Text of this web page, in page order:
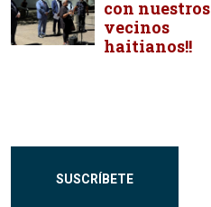
con nuestros
vecinos
haitianos!!
SUSCRÍBETE